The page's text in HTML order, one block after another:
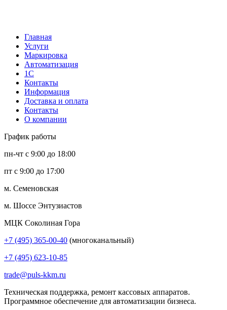
Главная
Услуги
Маркировка
Автоматизация
1С
Контакты
Информация
Доставка и оплата
Контакты
О компании
График работы
пн-чт с 9:00 до 18:00
пт с 9:00 до 17:00
м. Семеновская
м. Шоссе Энтузиастов
МЦК Соколиная Гора
+7 (495) 365-00-40 (многоканальный)
+7 (495) 623-10-85
trade@puls-kkm.ru
Техническая поддержка, ремонт кассовых аппаратов.
Программное обеспечение для автоматизации бизнеса.